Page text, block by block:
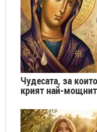
Чудесата, за
крият най-